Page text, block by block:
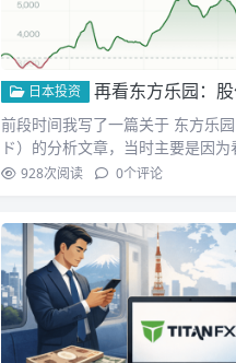
日本投资 再看东方乐园：股
前段时间我写了一篇关于 东方乐
ド）的分析文章，当时主要是因为
待政策，持有…
928次阅读 0个评论